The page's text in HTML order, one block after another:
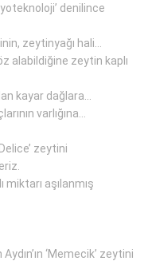
denilince
zeytinyağı hali…
alabildiğine zeytin kaplı
kayar dağlara…
varlığına…
zeytini
miktarı aşılanmış
‘Memecik’ zeytini